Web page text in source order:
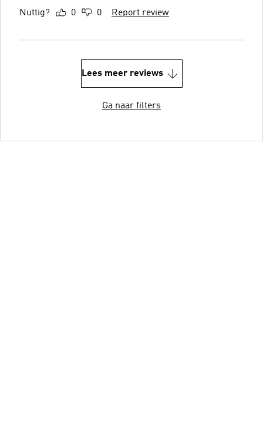
Nuttig? 0 0 Report review
Lees meer reviews
Ga naar filters